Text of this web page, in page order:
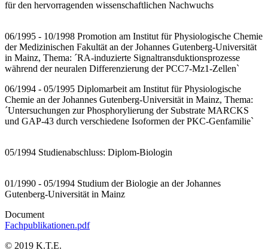
für den hervorragenden wissenschaftlichen Nachwuchs
06/1995 - 10/1998 Promotion am Institut für Physiologische Chemie
der Medizinischen Fakultät an der Johannes Gutenberg-Universität
in Mainz, Thema: ´RA-induzierte Signaltransduktionsprozesse
während der neuralen Differenzierung der PCC7-Mz1-Zellen`
06/1994 - 05/1995 Diplomarbeit am Institut für Physiologische
Chemie an der Johannes Gutenberg-Universität in Mainz, Thema:
´Untersuchungen zur Phosphorylierung der Substrate MARCKS
und GAP-43 durch verschiedene Isoformen der PKC-Genfamilie`
05/1994 Studienabschluss: Diplom-Biologin
01/1990 - 05/1994 Studium der Biologie an der Johannes
Gutenberg-Universität in Mainz
Document
Fachpublikationen.pdf
© 2019 K.T.E.